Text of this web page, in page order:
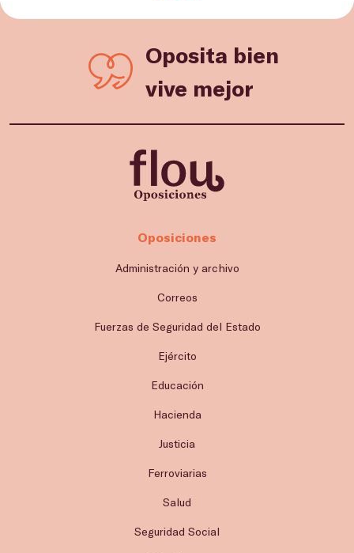
Oposita bien
vive mejor
Oposiciones
Administración y archivo
Correos
Fuerzas de Seguridad del Estado
Ejército
Educación
Hacienda
Justicia
Ferroviarias
Salud
Seguridad Social